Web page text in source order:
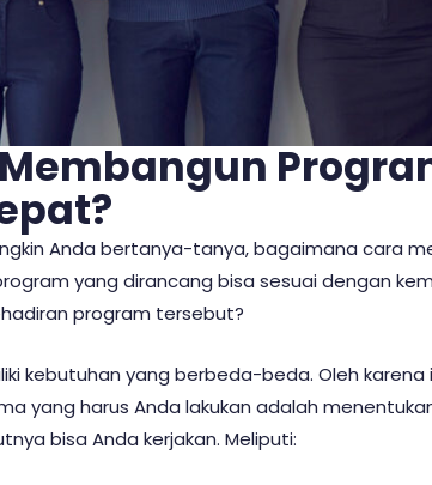
Anda bertanya-tanya, bagaimana cara
yang dirancang bisa sesuai dengan
program tersebut?
kebutuhan yang berbeda-beda. Oleh
yang harus Anda lakukan adalah
bisa Anda kerjakan. Meliputi: